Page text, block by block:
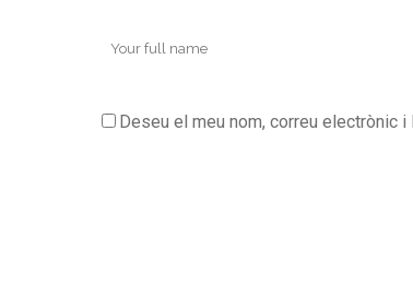
Deseu el meu nom, correu electrònic